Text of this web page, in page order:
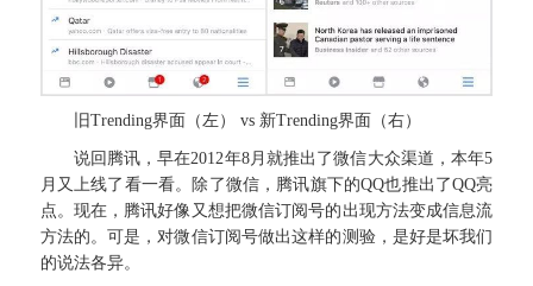
旧Trending界面（左） vs 新Trending界面（右）
说回腾讯，早在2012年8月就推出了微信大众渠道，本年5
月又上线了看一看。除了微信，腾讯旗下的QQ也推出了QQ亮
点。现在，腾讯好像又想把微信订阅号的出现方法变成信息流
方法的。可是，对微信订阅号做出这样的测验，是好是坏我们
的说法各异。